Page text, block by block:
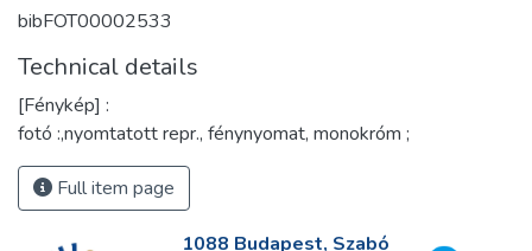
bibFOT00002533
Technical details
[Fénykép] :
fotó :,nyomtatott repr., fénynyomat, monokróm ;
Full item page
1088 Budapest, Szabó